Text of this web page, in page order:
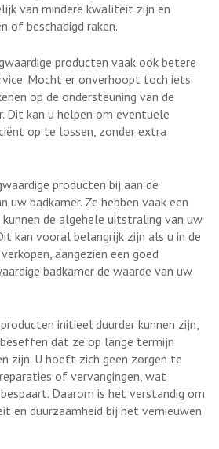
van mindere kwaliteit zijn en
of beschadigd raken.
producten vaak ook betere
Mocht er onverhoopt toch iets
op de ondersteuning van de
Dit kan u helpen om eventuele
op te lossen, zonder extra
producten bij aan de
uw badkamer. Ze hebben vaak een
de algehele uitstraling van uw
kan vooral belangrijk zijn als u in de
aangezien een goed
badkamer de waarde van uw
initieel duurder kunnen zijn,
dat ze op lange termijn
zijn. U hoeft zich geen zorgen te
of vervangingen, wat
Daarom is het verstandig om
en duurzaamheid bij het vernieuwen